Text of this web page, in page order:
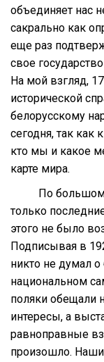
объединяет нас
сакрально как
еще раз
свое
На мой взгляд,
исторической
белорусскому
сегодня, так
кто мы и какое
карте мира.
По
только
этого не было
Подписывая в
никто не думал
национальном
поляки обещали
интересы, а
равноправные
произошло.